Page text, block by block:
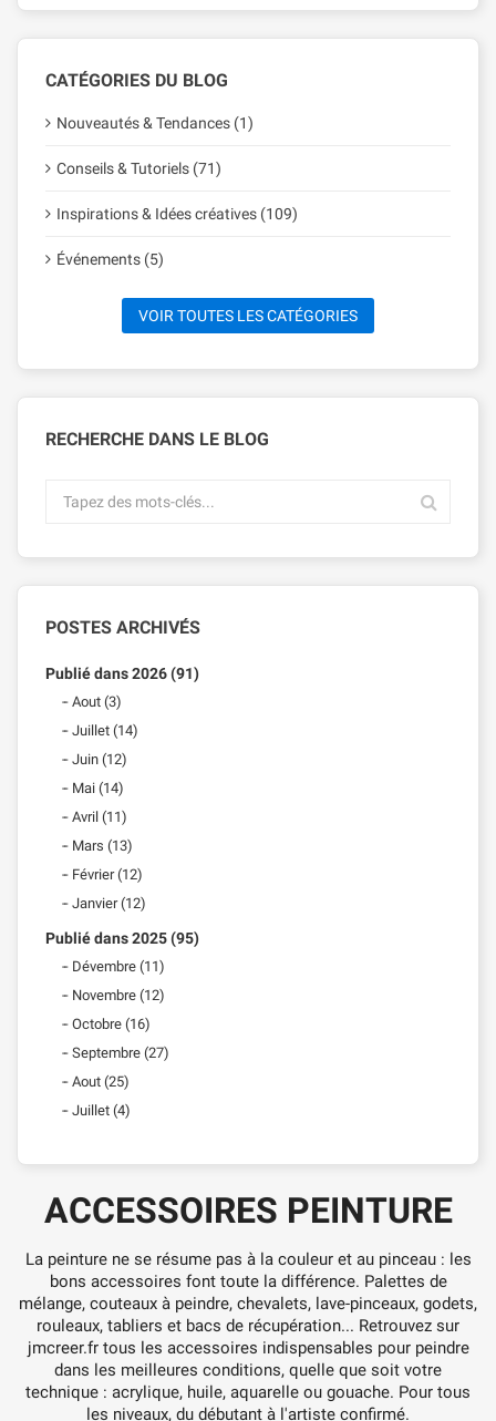
CATÉGORIES DU BLOG
Nouveautés & Tendances (1)
Conseils & Tutoriels (71)
Inspirations & Idées créatives (109)
Événements (5)
VOIR TOUTES LES CATÉGORIES
RECHERCHE DANS LE BLOG
POSTES ARCHIVÉS
Publié dans 2026 (91)
Aout (3)
Juillet (14)
Juin (12)
Mai (14)
Avril (11)
Mars (13)
Février (12)
Janvier (12)
Publié dans 2025 (95)
Dévembre (11)
Novembre (12)
Octobre (16)
Septembre (27)
Aout (25)
Juillet (4)
ACCESSOIRES PEINTURE
La peinture ne se résume pas à la couleur et au pinceau : les
bons accessoires font toute la différence. Palettes de
mélange, couteaux à peindre, chevalets, lave-pinceaux, godets,
rouleaux, tabliers et bacs de récupération... Retrouvez sur
jmcreer.fr tous les accessoires indispensables pour peindre
dans les meilleures conditions, quelle que soit votre
technique : acrylique, huile, aquarelle ou gouache. Pour tous
les niveaux, du débutant à l'artiste confirmé.